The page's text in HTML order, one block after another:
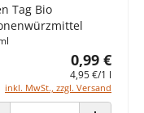
Tag Bio
0,99 €
4,95 €/1 l
inkl. MwSt., zzgl. Versand